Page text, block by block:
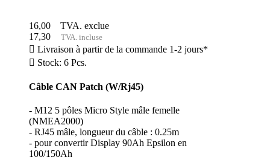
16,00
TVA. exclue
17,30
TVA. incluse
 Livraison à partir de la commande 1-2 jours*
 Stock: 6 Pcs.
Câble CAN Patch (W/Rj45)
- M12 5 pôles Micro Style mâle femelle
(NMEA2000)
- RJ45 mâle, longueur du câble : 0.25m
- pour convertir Display 90Ah Epsilon en
100/150Ah